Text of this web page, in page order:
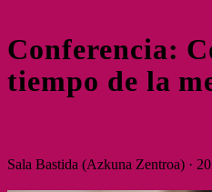
Conferencia:
tiempo de la
Sala Bastida (Azkuna Zentroa) ·